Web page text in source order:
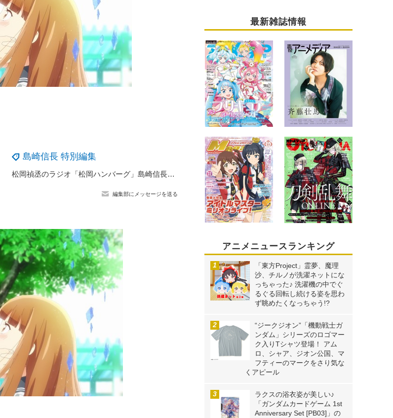
島崎信長 特別編集
松岡禎丞のラジオ「松岡ハンバーグ」島崎信長がゲストで公開録音開催！ 天崎滉平、岡咲美保、佐藤元らアシスタントも全員集結
編集部にメッセージを送る
最新雑誌情報
アニメニュースランキング
「東方Project」霊夢、魔理
沙、チルノが洗濯ネットにな
っちゃった♪ 洗濯機の中でぐ
るぐる回転し続ける姿を思わ
ず眺めたくなっちゃう!?
“ジークジオン”「機動戦士ガ
ンダム」シリーズのロゴマー
ク入りTシャツ登場！ アム
ロ、シャア、ジオン公国、マ
フティーのマークをさり気な
くアピール
ラクスの浴衣姿が美しい♪
「ガンダムカードゲーム 1st
Anniversary Set [PB03]」の